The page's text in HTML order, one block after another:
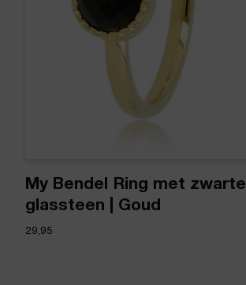
My Bendel Ring met zwarte
glassteen | Goud
29,95